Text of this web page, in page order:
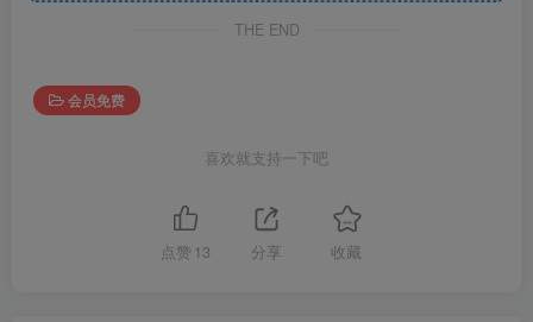
THE END
会员免费
喜欢就支持一下吧
点赞 13 分享 收藏